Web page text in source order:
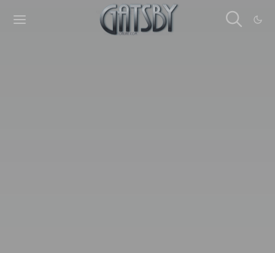
Cookies management panel